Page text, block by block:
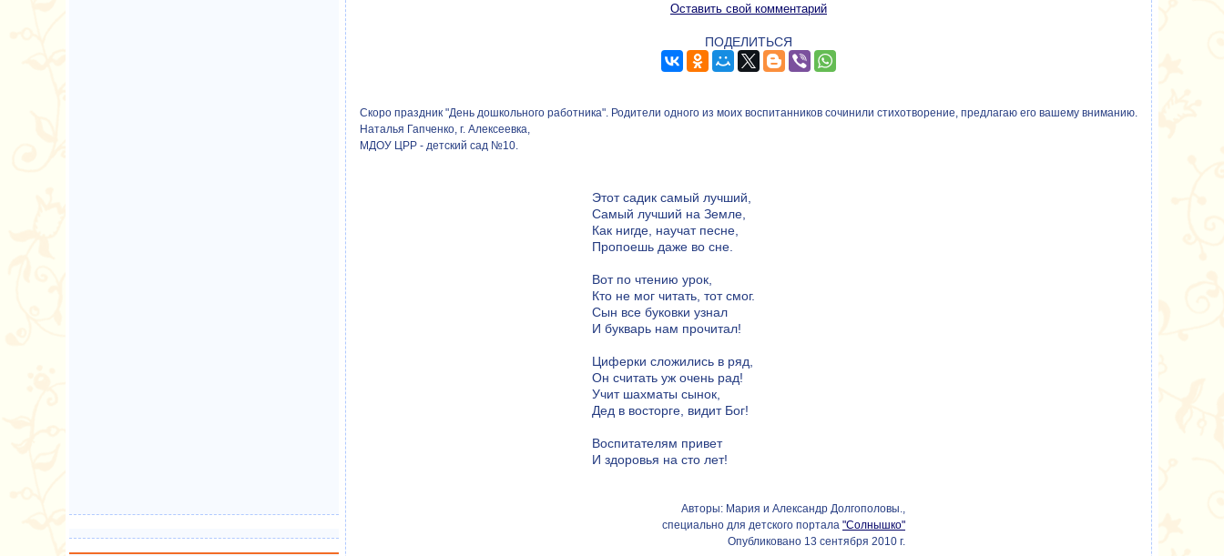
Оставить свой комментарий
ПОДЕЛИТЬСЯ
Скоро праздник "День дошкольного работника". Родители одного из моих воспитанников сочинили стихотворение, предлагаю его вашему вниманию.
Наталья Гапченко, г. Алексеевка,
МДОУ ЦРР - детский сад №10.
Этот садик самый лучший,
Самый лучший на Земле,
Как нигде, научат песне,
Пропоешь даже во сне.
Вот по чтению урок,
Кто не мог читать, тот смог.
Сын все буковки узнал
И букварь нам прочитал!
Циферки сложились в ряд,
Он считать уж очень рад!
Учит шахматы сынок,
Дед в восторге, видит Бог!
Воспитателям привет
И здоровья на сто лет!
Авторы: Мария и Александр Долгополовы.,
специально для детского портала "Солнышко"
Опубликовано 13 сентября 2010 г.